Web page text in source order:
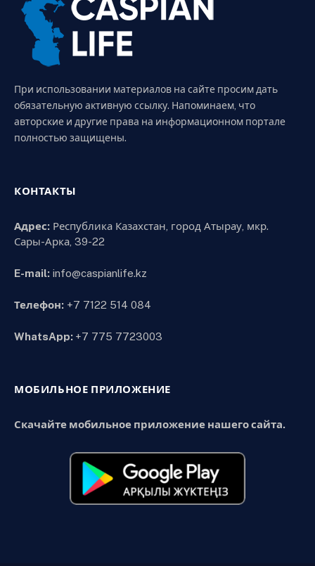
При использовании материалов на сайте просим дать
обязательную активную ссылку. Напоминаем, что
авторские и другие права на информационном портале
полностью защищены.
КОНТАКТЫ
Адрес: Республика Казахстан, город Атырау, мкр.
Сары-Арка, 39-22
E-mail: info@caspianlife.kz
Телефон: +7 7122 514 084
WhatsApp: +7 775 7723003
МОБИЛЬНОЕ ПРИЛОЖЕНИЕ
Скачайте мобильное приложение нашего сайта.